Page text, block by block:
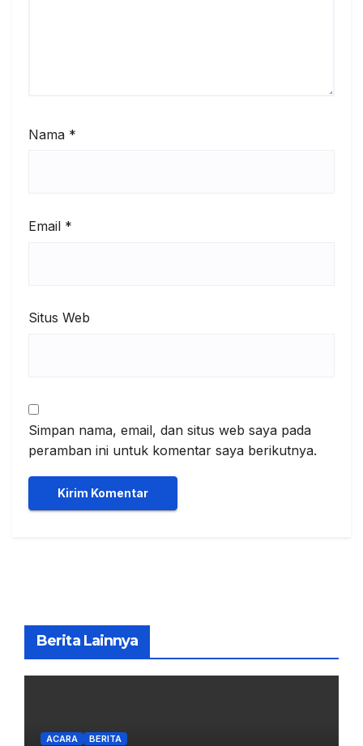
Nama *
Email *
Situs Web
Simpan nama, email, dan situs web saya pada
peramban ini untuk komentar saya berikutnya.
Berita Lainnya
ACARA BERITA